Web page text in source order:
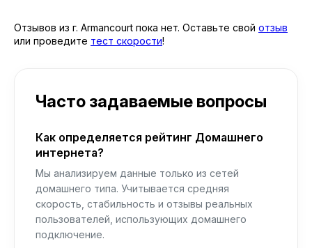
Отзывов из г. Armancourt пока нет. Оставьте свой отзыв
или проведите тест скорости!
Часто задаваемые вопросы
Как определяется рейтинг Домашнего
интернета?
Мы анализируем данные только из сетей
домашнего типа. Учитывается средняя
скорость, стабильность и отзывы реальных
пользователей, использующих домашнего
подключение.